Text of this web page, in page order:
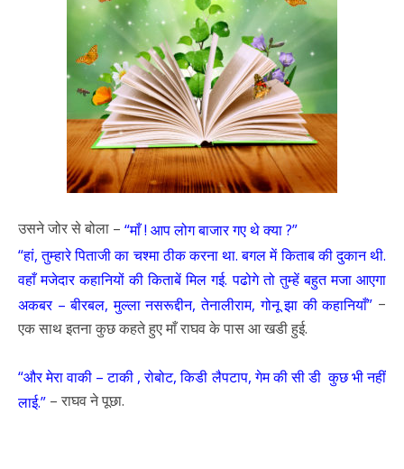
उसने जोर से बोला – “माँ ! आप लोग बाजार गए थे क्या ?”
“हां, तुम्हारे पिताजी का चश्मा ठीक करना था. बगल में किताब की दुकान थी.
वहाँ मजेदार कहानियों की किताबें मिल गई. पढोगे तो तुम्हें बहुत मजा आएगा
अकबर – बीरबल, मुल्ला नसरूद्दीन, तेनालीराम, गोनू झा की कहानियाँ” –
एक साथ इतना कुछ कहते हुए माँ राघव के पास आ खडी हुई.
“और मेरा वाकी – टाकी , रोबोट, किडी लैपटाप, गेम की सी डी कुछ भी नहीं
लाई.” – राघव ने पूछा.